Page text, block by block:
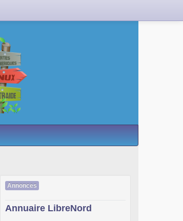
Annonces
Annuaire LibreNord